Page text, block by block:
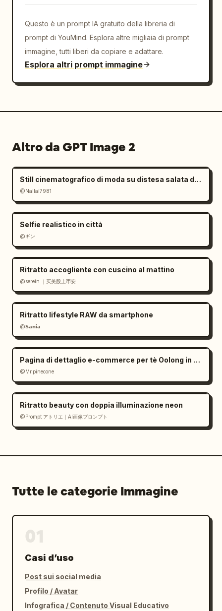
pennello giapponese audace e disegnato a mano
in nero, leggermente irregolare e giocoso,
una didascalia per adesivo","quality":"alta
leggibilità, composizione pulita,
Questo è un prompt IA gratuito della libreria di
prompt di YouMind. Esplora altre migliaia di prompt
immagine, tutti liberi da copiare e adattare.
Esplora altri prompt immagine
Altro da GPT Image 2
Still cinematografico di moda su distesa salata dall'atmosfera malinconica
@Nailai7981
Selfie realistico in città
@ギン
Ritratto accogliente con cuscino al mattino
@serein ｜买美股上币安
Ritratto lifestyle RAW da smartphone
@𝗦𝗮𝗻𝗶𝗮
Pagina di dettaglio e-commerce per tè Oolong in stile Zen
@Mr.pinecone
Ritratto beauty con doppia illuminazione neon
@Prompt アトリエ｜AI画像プロンプト
Tutte le categorie Immagine
Casi d’uso
Post sui social media
Profilo / Avatar
Infografica / Contenuto Visual Educativo